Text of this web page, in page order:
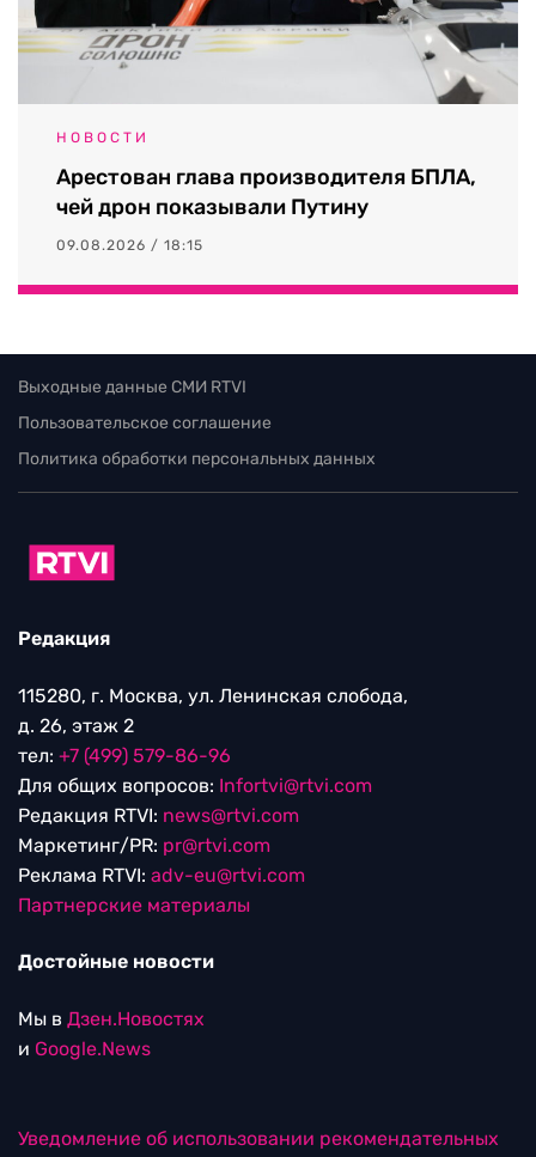
НОВОСТИ
Арестован глава производителя БПЛА,
чей дрон показывали Путину
09.08.2026 / 18:15
Выходные данные СМИ RTVI
Пользовательское соглашение
Политика обработки персональных данных
Редакция
115280, г. Москва, ул. Ленинская слобода,
д. 26, этаж 2
тел: +7 (499) 579-86-96
Для общих вопросов: Infortvi@rtvi.com
Редакция RTVI: news@rtvi.com
Маркетинг/PR: pr@rtvi.com
Реклама RTVI: adv-eu@rtvi.com
Партнерские материалы
Достойные новости
Мы в Дзен.Новостях
и Google.News
Уведомление об использовании рекомендательных